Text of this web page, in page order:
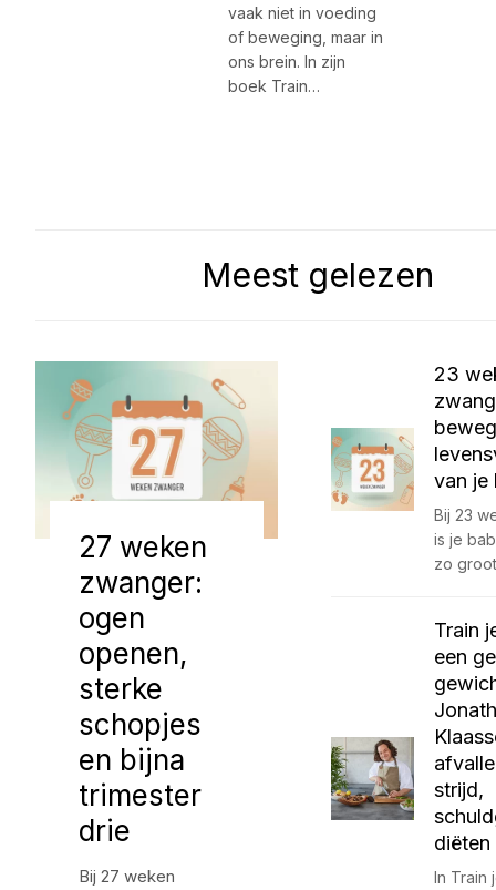
vaak niet in voeding
of beweging, maar in
ons brein. In zijn
boek Train…
Meest gelezen
27 weken
zwanger:
ogen
openen,
sterke
schopjes
en bijna
trimester
drie
Bij 27 weken
23
van je
Bij 23
is je
zo
Train
een
strijd,
diëten
In Train